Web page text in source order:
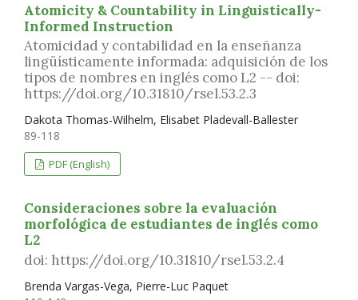
Atomicity & Countability in Linguistically-
Informed Instruction
Atomicidad y contabilidad en la enseñanza
lingüísticamente informada: adquisición de los
tipos de nombres en inglés como L2 -- doi:
https://doi.org/10.31810/rsel.53.2.3
Dakota Thomas-Wilhelm, Elisabet Pladevall-Ballester
89-118
PDF (English)
Consideraciones sobre la evaluación
morfológica de estudiantes de inglés como
L2
doi: https://doi.org/10.31810/rsel.53.2.4
Brenda Vargas-Vega, Pierre-Luc Paquet